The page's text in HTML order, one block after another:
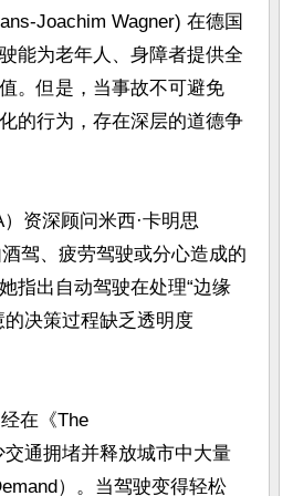
Joachim Wagner) 在德国
能为老年人、身障者提供全
。但是，当事故不可避免
的行为，存在深层的道德争
资深顾问米西·卡明思
驾、疲劳驾驶或分心造成的
指出自动驾驶在处理“边缘
决策过程缺乏透明度
在《The
通拥堵并释放城市中大量
）。当驾驶变得轻松